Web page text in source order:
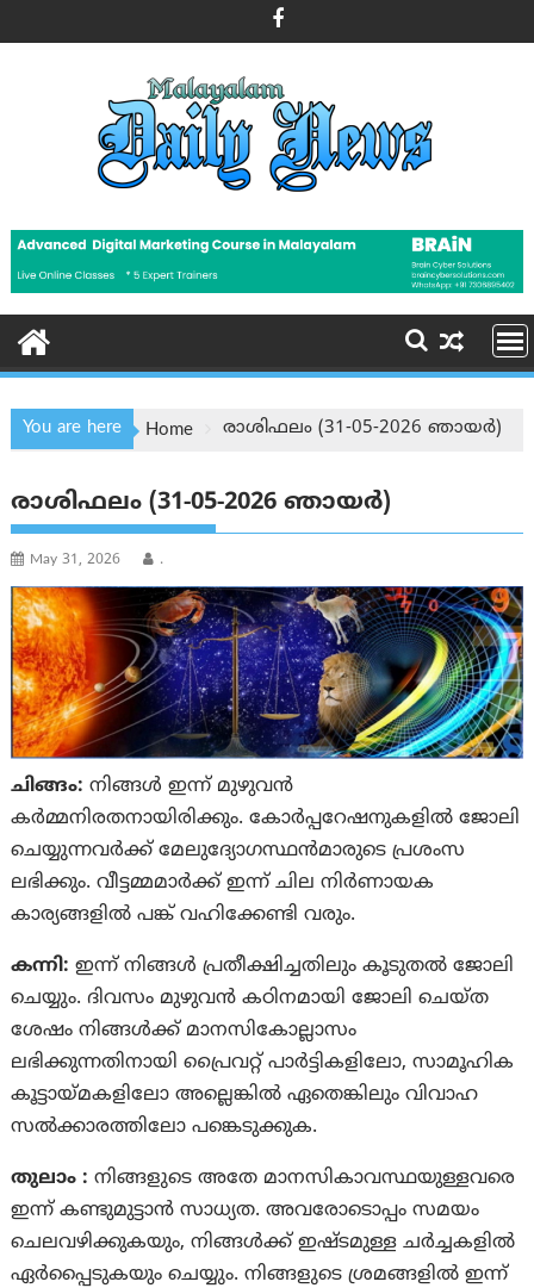
to
You are here Home രാശിഫലം (31-05-2026 ഞായര്‍)
രാശിഫലം (31-05-2026 ഞായര്‍)
May 31, 2026 .
ചിങ്ങം: നിങ്ങള്‍ ഇന്ന് മുഴുവന്‍
കർമ്മനിരതനായിരിക്കും. കോര്‍പ്പറേഷനുകളില്‍ ജോലി
ചെയ്യുന്നവര്‍ക്ക് മേലുദ്യോഗസ്ഥന്‍മാരുടെ പ്രശംസ
ലഭിക്കും. വീട്ടമ്മമാര്‍ക്ക് ഇന്ന് ചില നിര്‍ണായക
കാര്യങ്ങളില്‍ പങ്ക് വഹിക്കേണ്ടി വരും.
കന്നി: ഇന്ന് നിങ്ങള്‍ പ്രതീക്ഷിച്ചതിലും കൂടുതല്‍ ജോലി
ചെയ്യും. ദിവസം മുഴുവന്‍ കഠിനമായി ജോലി ചെയ്‌ത
ശേഷം നിങ്ങള്‍ക്ക് മാനസികോല്ലാസം
ലഭിക്കുന്നതിനായി പ്രൈവറ്റ് പാർട്ടികളിലോ, സാമൂഹിക
കൂട്ടായ്‌മകളിലോ അല്ലെങ്കില്‍ ഏതെങ്കിലും വിവാഹ
സല്‍ക്കാരത്തിലോ പങ്കെടുക്കുക.
തുലാം : നിങ്ങളുടെ അതേ മാനസികാവസ്ഥയുള്ളവരെ
ഇന്ന് കണ്ടുമുട്ടാന്‍ സാധ്യത. അവരോടൊപ്പം സമയം
ചെലവഴിക്കുകയും, നിങ്ങള്‍ക്ക് ഇഷ്‌ടമുള്ള ചര്‍ച്ചകളില്‍
ഏര്‍പ്പെെടുകയും ചെയ്യും. നിങ്ങളുടെ ശ്രമങ്ങളിൽ ഇന്ന്